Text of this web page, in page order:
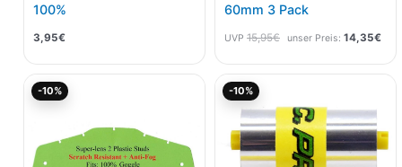
100%
3,95€
60mm 3 Pack
UVP 15,95€ unser Preis: 14,35€
-10% -10%
war:
32,00€